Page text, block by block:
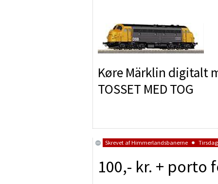
Køre Märklin digitalt
TOSSET MED TOG
Skrevet afHimmerlandsbanerne
100,- kr. +